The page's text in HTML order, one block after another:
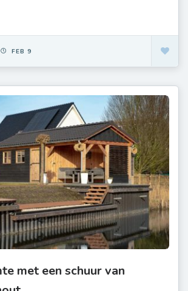
FEB 9
met een schuur van